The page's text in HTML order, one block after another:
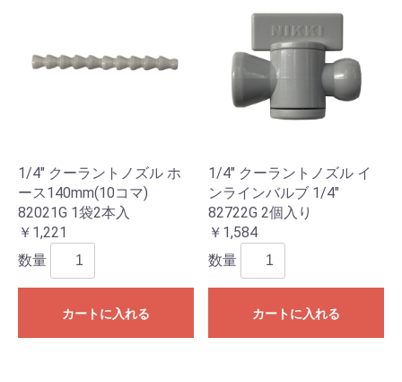
1/4" クーラントノズル ホ
ース140mm(10コマ)
82021G 1袋2本入
￥1,221
数量
カートに入れる
1/4" クーラントノズル イ
ンラインバルブ 1/4"
82722G 2個入り
￥1,584
数量
カートに入れる